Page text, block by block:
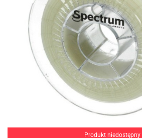
Produkt niedostępny